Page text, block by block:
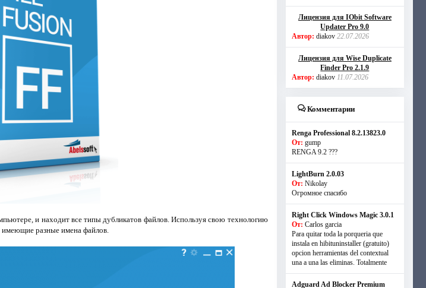
и находит все типы дубликатов файлов. Используя свою технологию
имеющие разные имена файлов.
Лицензия для IObit Software
Updater Pro 9.0
Автор: diakov 22.07.2026
Лицензия для Wise Duplicate
Finder Pro 2.1.9
Автор: diakov 11.07.2026
Комментарии
Renga Professional 8.2.13823.0
От: gump
RENGA 9.2 ???
LightBurn 2.0.03
От: Nikolay
Огромное спасибо
Right Click Windows Magic 3.0.1
От: Carlos garcia
Para quitar toda la porqueria que
instala en hibituninstaller (gratuito)
opcion herramientas del contextual
una a una las eliminas. Totalmente
Adguard Ad Blocker Premium